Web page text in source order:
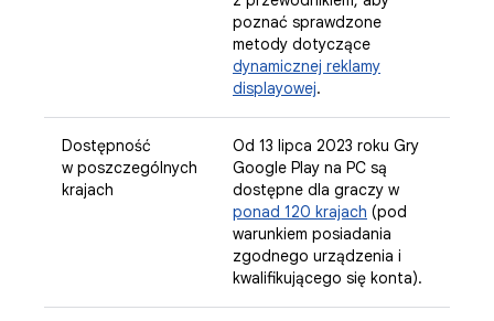
poznać sprawdzone
metody dotyczące
dynamicznej reklamy
displayowej.
Dostępność
w poszczególnych
krajach
Od 13 lipca 2023 roku Gry
Google Play na PC są
dostępne dla graczy w
ponad 120 krajach (pod
warunkiem posiadania
zgodnego urządzenia i
kwalifikującego się konta).